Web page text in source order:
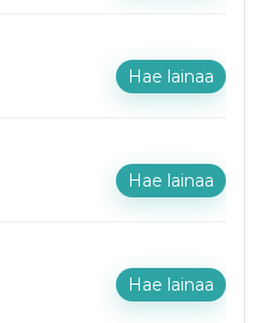
Hae lainaa
Hae lainaa
Hae lainaa